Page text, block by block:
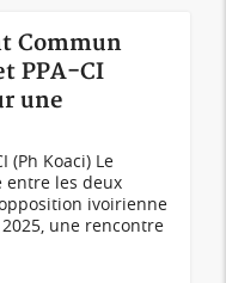
Commun
PPA-CI
une
(Ph Koaci) Le
entre les deux
ivoirienne
une rencontre